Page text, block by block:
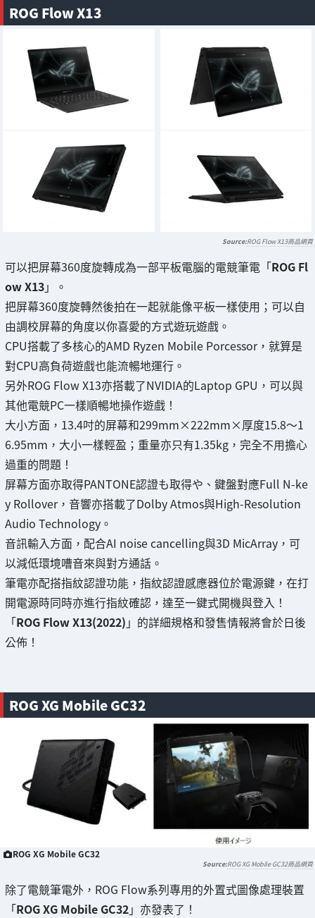
ROG Flow X13
ROG Flow X13商品網頁
可以把屏幕360度旋轉成為一部平板電腦的電競筆電「ROG Fl
ow X13」。
把屏幕360度旋轉然後拍在一起就能像平板一樣使用；可以自
由調校屏幕的角度以你喜愛的方式遊玩遊戲。
CPU搭載了多核心的AMD Ryzen Mobile Porcessor，就算是
對CPU高負荷遊戲也能流暢地運行。
另外ROG Flow X13亦搭載了NVIDIA的Laptop GPU，可以與
其他電競PC一樣順暢地操作遊戲！
大小方面，13.4吋的屏幕和299mm×222mm×厚度15.8～1
6.95mm，大小一樣輕盈；重量亦只有1.35kg，完全不用擔心
過重的問題！
屏幕方面亦取得PANTONE認證も取得や、鍵盤對應Full N-ke
y Rollover，音響亦搭載了Dolby Atmos與High-Resolution
Audio Technology。
音訊輸入方面，配合AI noise cancelling與3D MicArray，可
以減低環境嘈音來與對方通話。
筆電亦配搭指紋認證功能，指紋認證感應器位於電源鍵，在打
開電源時同時亦進行指紋確認，達至一鍵式開機與登入！
「ROG Flow X13(2022) 」的詳細規格和發售情報將會於日後
公佈！
ROG XG Mobile GC32
ROG XG Mobile GC32
ROG XG Mobile GC32商品網頁
除了電競筆電外，ROG Flow系列專用的外置式圖像處理裝置
「ROG XG Mobile GC32」亦發表了！